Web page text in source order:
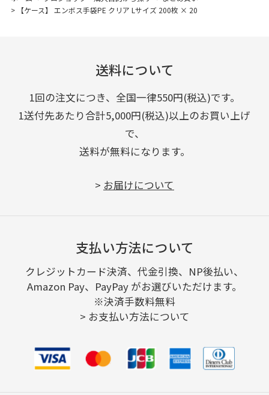
>
【ケース】 エンボス手袋PE クリア Lサイズ 200枚 × 20
送料について
1回の注文につき、全国一律550円(税込)です。
1送付先あたり合計5,000円(税込)以上のお買い上げ
で、
送料が無料になります。
> お届けについて
支払い方法について
クレジットカード決済、代金引換、NP後払い、
Amazon Pay、PayPay がお選びいただけます。
※決済手数料無料
> お支払い方法について